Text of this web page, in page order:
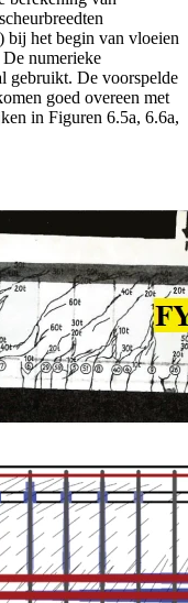
bij het begin van vloeien
numerieke
gebruikt. De voorspelde
goed overeen met
in Figuren 6.5a, 6.6a,